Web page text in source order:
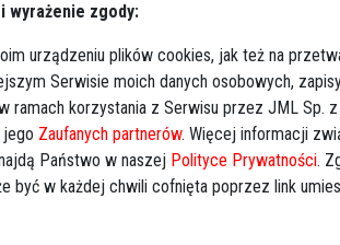
wyrażenie zgody:
urządzeniu plików cookies, jak też na
Serwisie moich danych osobowych,
ramach korzystania z Serwisu przez JML Sp.
jego Zaufanych partnerów. Więcej informacji
Państwo w naszej Polityce Prywatności.
być w każdej chwili cofnięta poprzez link